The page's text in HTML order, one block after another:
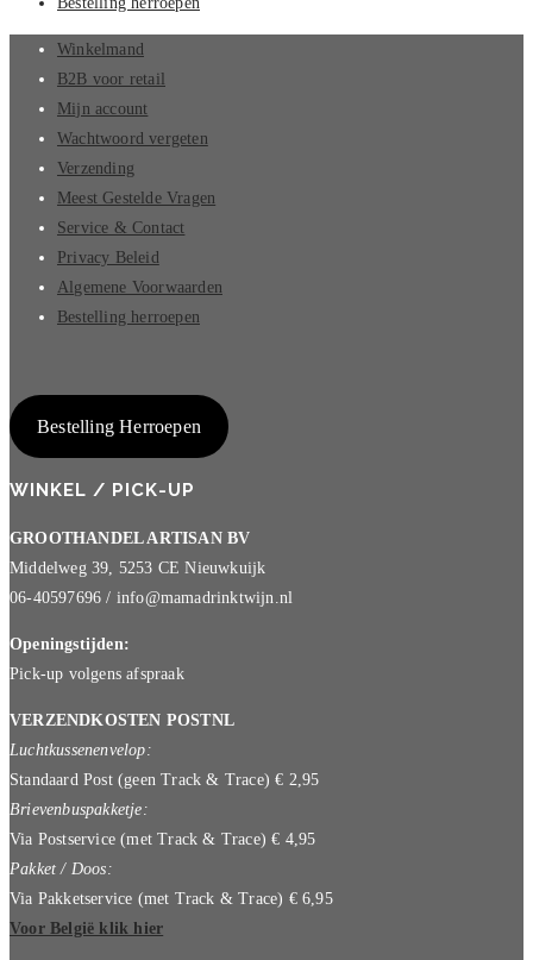
Winkelmand
B2B voor retail
Mijn account
Wachtwoord vergeten
Verzending
Meest Gestelde Vragen
Service & Contact
Privacy Beleid
Algemene Voorwaarden
Bestelling herroepen
Bestelling Herroepen
WINKEL / PICK-UP
GROOTHANDEL ARTISAN BV
Middelweg 39, 5253 CE Nieuwkuijk
06-40597696 / info@mamadrinktwijn.nl
Openingstijden:
Pick-up volgens afspraak
VERZENDKOSTEN POSTNL
Luchtkussenenvelop:
Standaard Post (geen Track & Trace) € 2,95
Brievenbuspakketje:
Via Postservice (met Track & Trace) € 4,95
Pakket / Doos:
Via Pakketservice (met Track & Trace) € 6,95
Voor België klik hier